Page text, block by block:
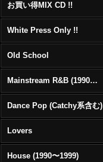
お買い得MIX CD !!
White Press Only !!
Old School
Mainstream R&B (1990〜1999)
Dance Pop (Catchy系含む)
Lovers
House (1990〜1999)